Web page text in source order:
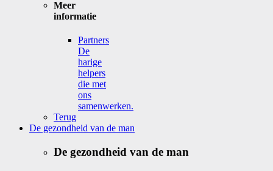
Meer
informatie
Partners
De
harige
helpers
die met
ons
samenwerken.
Terug
De gezondheid van de man
De gezondheid van de man